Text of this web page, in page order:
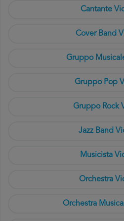
Cantante
Cover Band
Gruppo
Gruppo Pop
Gruppo Rock
Jazz Band
Musicista
Orchestra
Orchestra